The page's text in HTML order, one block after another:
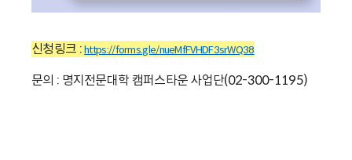
신청링크 :https://forms.gle/nueMfFVHDF3srWQ38
문의 : 명지전문대학 캠퍼스타운 사업단(02-300-1195)